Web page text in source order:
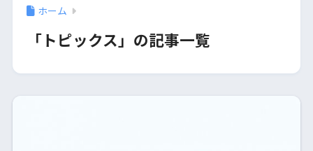
ホーム
「トピックス」の記事一覧